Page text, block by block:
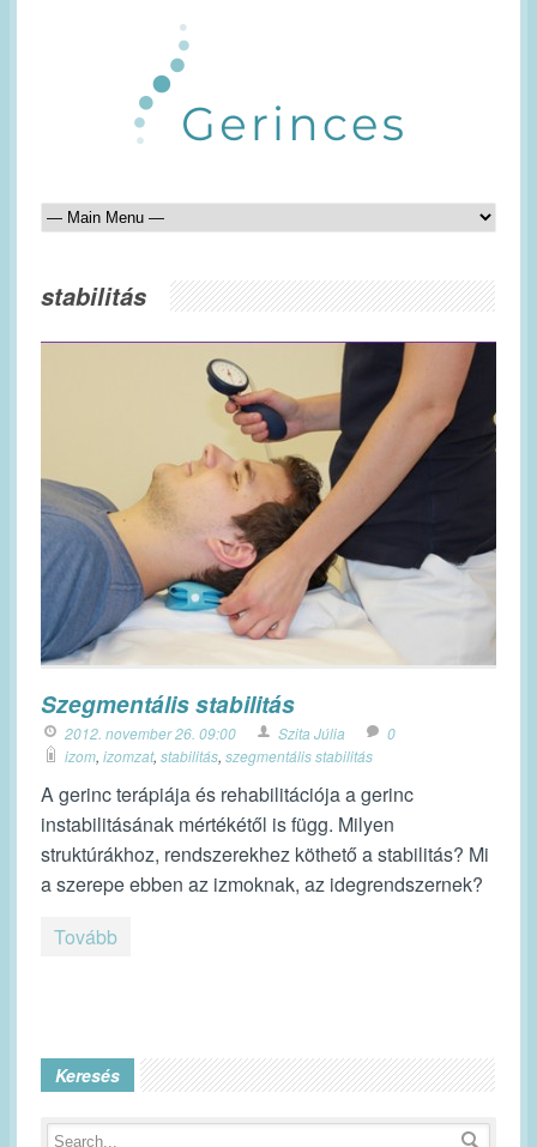
stabilitás
Szegmentális stabilitás
2012. november 26. 09:00 Szita Júlia
0
izom, izomzat, stabilitás, szegmentális stabilitás
A gerinc terápiája és rehabilitációja a gerinc
instabilitásának mértékétől is függ. Milyen
struktúrákhoz, rendszerekhez köthető a stabilitás? Mi
a szerepe ebben az izmoknak, az idegrendszernek?
Tovább
Keresés